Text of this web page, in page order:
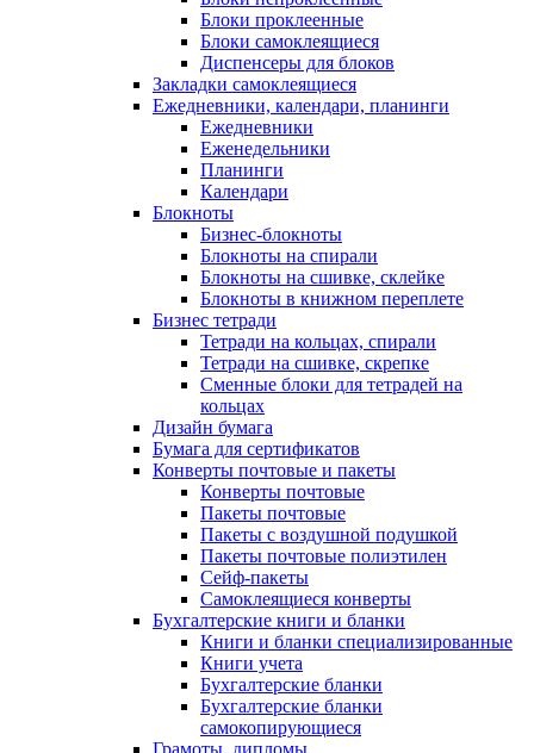
Блоки проклеенные
Блоки самоклеящиеся
Диспенсеры для блоков
Закладки самоклеящиеся
Ежедневники, календари, планинги
Ежедневники
Еженедельники
Планинги
Календари
Блокноты
Бизнес-блокноты
Блокноты на спирали
Блокноты на сшивке, склейке
Блокноты в книжном переплете
Бизнес тетради
Тетради на кольцах, спирали
Тетради на сшивке, скрепке
Сменные блоки для тетрадей на
кольцах
Дизайн бумага
Бумага для сертификатов
Конверты почтовые и пакеты
Конверты почтовые
Пакеты почтовые
Пакеты с воздушной подушкой
Пакеты почтовые полиэтилен
Сейф-пакеты
Самоклеящиеся конверты
Бухгалтерские книги и бланки
Книги и бланки специализированные
Книги учета
Бухгалтерские бланки
Бухгалтерские бланки
самокопирующиеся